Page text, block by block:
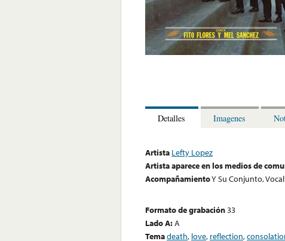
Detalles Imagenes
Artista Lefty Lopez
Artista aparece en los medios de
AcompañamientoY Su Conjunto,
Formato de grabación33
Lado A:A
Temadeath, love, reflection,